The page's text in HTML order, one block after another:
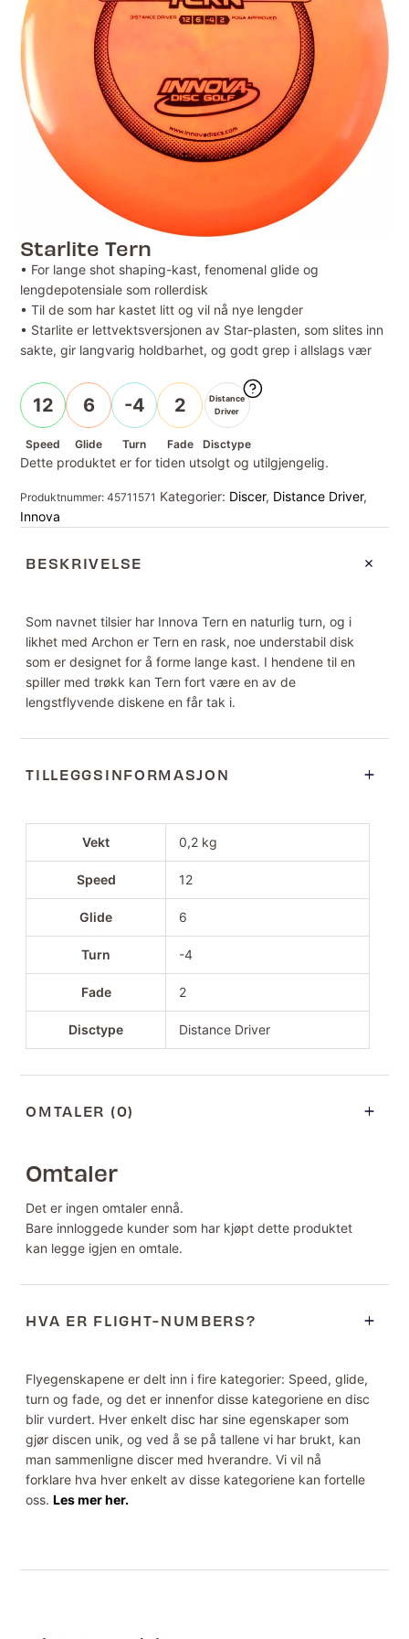
Starlite Tern
• For lange shot shaping-kast, fenomenal glide og
lengdepotensiale som rollerdisk
• Til de som har kastet litt og vil nå nye lengder
• Starlite er lettvektsversjonen av Star-plasten, som slites inn
sakte, gir langvarig holdbarhet, og godt grep i allslags vær
12
Speed
6
Glide
-4
Turn
2
Fade
Distance
Driver
Disctype
Dette produktet er for tiden utsolgt og utilgjengelig.
Produktnummer:45711571 Kategorier: Discer, Distance Driver,
Innova
BESKRIVELSE
Som navnet tilsier har Innova Tern en naturlig turn, og i
likhet med Archon er Tern en rask, noe understabil disk
som er designet for å forme lange kast. I hendene til en
spiller med trøkk kan Tern fort være en av de
lengstflyvende diskene en får tak i.
TILLEGGSINFORMASJON
Vekt 0,2 kg
Speed 12
Glide 6
Turn -4
Fade 2
Disctype Distance Driver
OMTALER (0)
Omtaler
Det er ingen omtaler ennå.
Bare innloggede kunder som har kjøpt dette produktet
kan legge igjen en omtale.
HVA ER FLIGHT-NUMBERS?
Flyegenskapene er delt inn i fire kategorier: Speed, glide,
turn og fade, og det er innenfor disse kategoriene en disc
blir vurdert. Hver enkelt disc har sine egenskaper som
gjør discen unik, og ved å se på tallene vi har brukt, kan
man sammenligne discer med hverandre. Vi vil nå
forklare hva hver enkelt av disse kategoriene kan fortelle
oss.Les mer her.